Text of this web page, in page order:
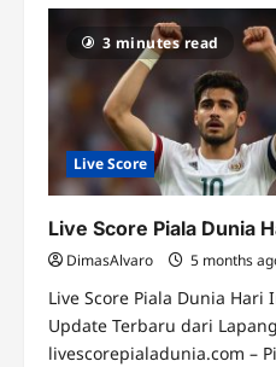
Live
Score
Piala
Dunia
Time
Statistik
Lengkap
3 minutes read
Live Score
Live Score Piala Dunia
DimasAlvaro 5 months
Live Score Piala Dunia Hari
Update Terbaru dari
livescorepialadunia.com –